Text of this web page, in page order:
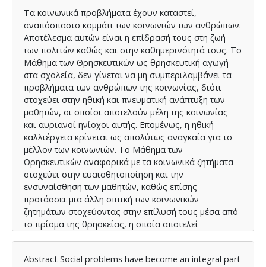
Τα κοινωνικά προβλήματα έχουν καταστεί,
αναπόσπαστο κομμάτι των κοινωνιών των ανθρώπων.
Αποτέλεσμα αυτών είναι η επίδρασή τους στη ζωή
των πολιτών καθώς και στην καθημερινότητά τους. Το
Μάθημα των Θρησκευτικών ως θρησκευτική αγωγή
στα σχολεία, δεν γίνεται να μη συμπεριλαμβάνει τα
προβλήματα των ανθρώπων της κοινωνίας, διότι
στοχεύει στην ηθική και πνευματική ανάπτυξη των
μαθητών, οι οποίοι αποτελούν μέλη της κοινωνίας
και αυριανοί ηνίοχοι αυτής. Επομένως, η ηθική
καλλιέργεια κρίνεται ως απολύτως αναγκαία για το
μέλλον των κοινωνιών. Το Μάθημα των
Θρησκευτικών αναφορικά με τα κοινωνικά ζητήματα
στοχεύει στην ευαισθητοποίηση και την
ενσυναίσθηση των μαθητών, καθώς επίσης
προτάσσει μια άλλη οπτική των κοινωνικών
ζητημάτων στοχεύοντας στην επίλυσή τους μέσα από
το πρίσμα της θρησκείας, η οποία αποτελεί
εντοπισμού και αποτύπωσης των κοινωνικών
Αbstract Social problems have become an integral part